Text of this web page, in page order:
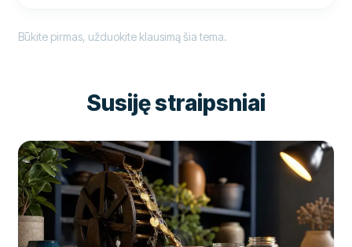
Būkite pirmas, užduokite klausimą šia tema.
Susiję straipsniai